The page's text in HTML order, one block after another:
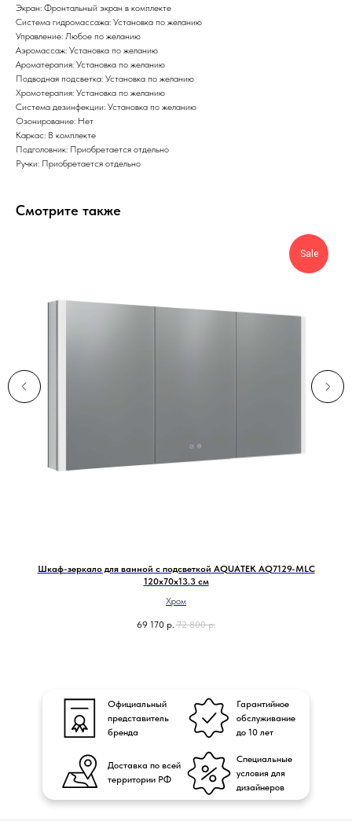
Экран: Фронтальный экран в комплекте
Система гидромассажа: Установка по желанию
Управление: Любое по желанию
Аэромассаж: Установка по желанию
Ароматерапия: Установка по желанию
Подводная подсветка: Установка по желанию
Хромотерапия: Установка по желанию
Система дезинфекции: Установка по желанию
Озонирование: Нет
Каркас: В комплекте
Подголовник: Приобретается отдельно
Ручки: Приобретается отдельно
Смотрите также
Sale
Шкаф-зеркало для ванной с подсветкой AQUATEK AQ7129-MLC
120х70х13.3 см
Хром
69 170 р. 72 800 р.
Официальный
представитель
бренда
Доставка по всей
территории РФ
Гарантийное
обслуживание
до 10 лет
Специальные
условия для
дизайнеров